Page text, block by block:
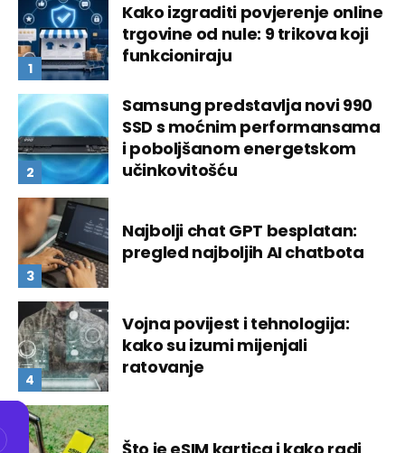
Kako izgraditi povjerenje online
trgovine od nule: 9 trikova koji
funkcioniraju
Samsung predstavlja novi 990
SSD s moćnim performansama
i poboljšanom energetskom
učinkovitošću
Najbolji chat GPT besplatan:
pregled najboljih AI chatbota
Vojna povijest i tehnologija:
kako su izumi mijenjali
ratovanje